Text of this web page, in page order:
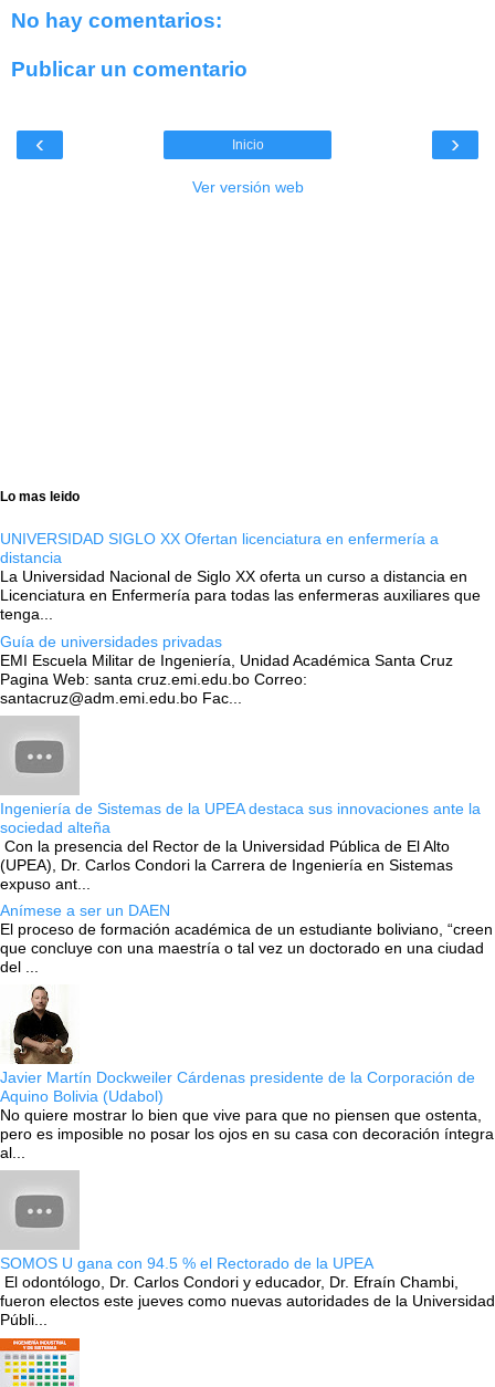
No hay comentarios:
Publicar un comentario
‹ ›
Inicio
Ver versión web
Lo mas leido
UNIVERSIDAD SIGLO XX Ofertan licenciatura en enfermería a
distancia
La Universidad Nacional de Siglo XX oferta un curso a distancia en
Licenciatura en Enfermería para todas las enfermeras auxiliares que
tenga...
Guía de universidades privadas
EMI Escuela Militar de Ingeniería, Unidad Académica Santa Cruz
Pagina Web: santa cruz.emi.edu.bo Correo:
santacruz@adm.emi.edu.bo Fac...
Ingeniería de Sistemas de la UPEA destaca sus innovaciones ante la
sociedad alteña
Con la presencia del Rector de la Universidad Pública de El Alto
(UPEA), Dr. Carlos Condori la Carrera de Ingeniería en Sistemas
expuso ant...
Anímese a ser un DAEN
El proceso de formación académica de un estudiante boliviano, “creen
que concluye con una maestría o tal vez un doctorado en una ciudad
del ...
Javier Martín Dockweiler Cárdenas presidente de la Corporación de
Aquino Bolivia (Udabol)
No quiere mostrar lo bien que vive para que no piensen que ostenta,
pero es imposible no posar los ojos en su casa con decoración íntegra
al...
SOMOS U gana con 94.5 % el Rectorado de la UPEA
El odontólogo, Dr. Carlos Condori y educador, Dr. Efraín Chambi,
fueron electos este jueves como nuevas autoridades de la Universidad
Públi...